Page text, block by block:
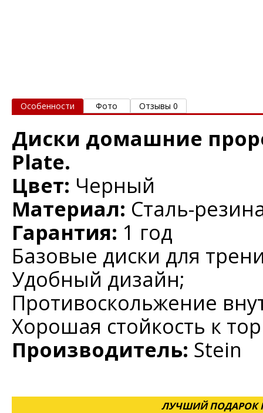
Особенности Фото Отзывы 0
Диски домашние
Plate.
Цвет: Черный
Материал: Сталь-
Гарантия: 1 год
Базовые диски для
Удобный дизайн;
Противоскольжение
Хорошая стойкость к
Производитель: Stein
ЛУЧШИЙ ПОДАРОК